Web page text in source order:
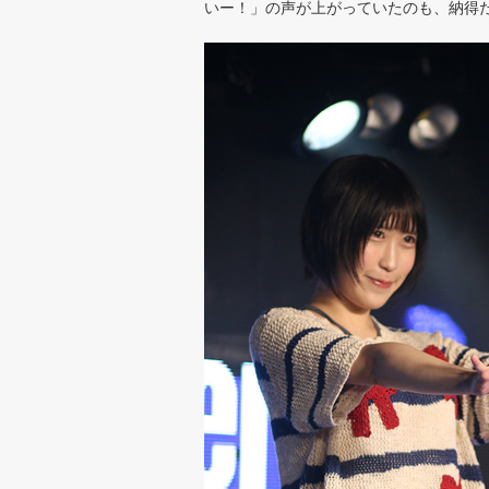
いー！」の声が上がっていたのも、納得